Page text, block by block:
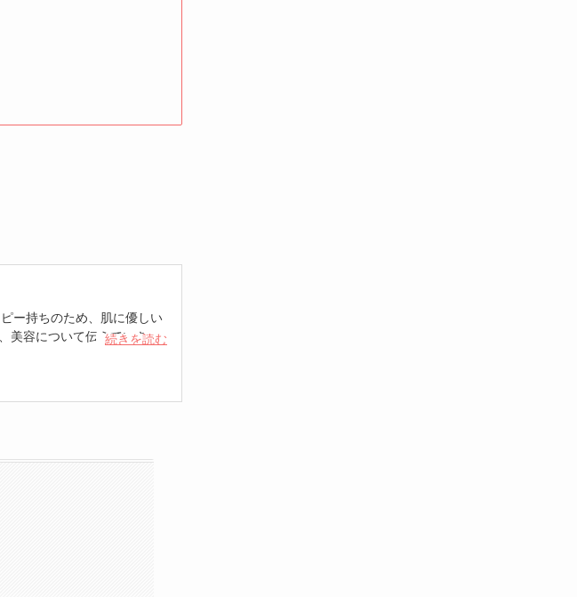
ー持ちのため、肌に優しい
美容について伝えていきま
続きを読む